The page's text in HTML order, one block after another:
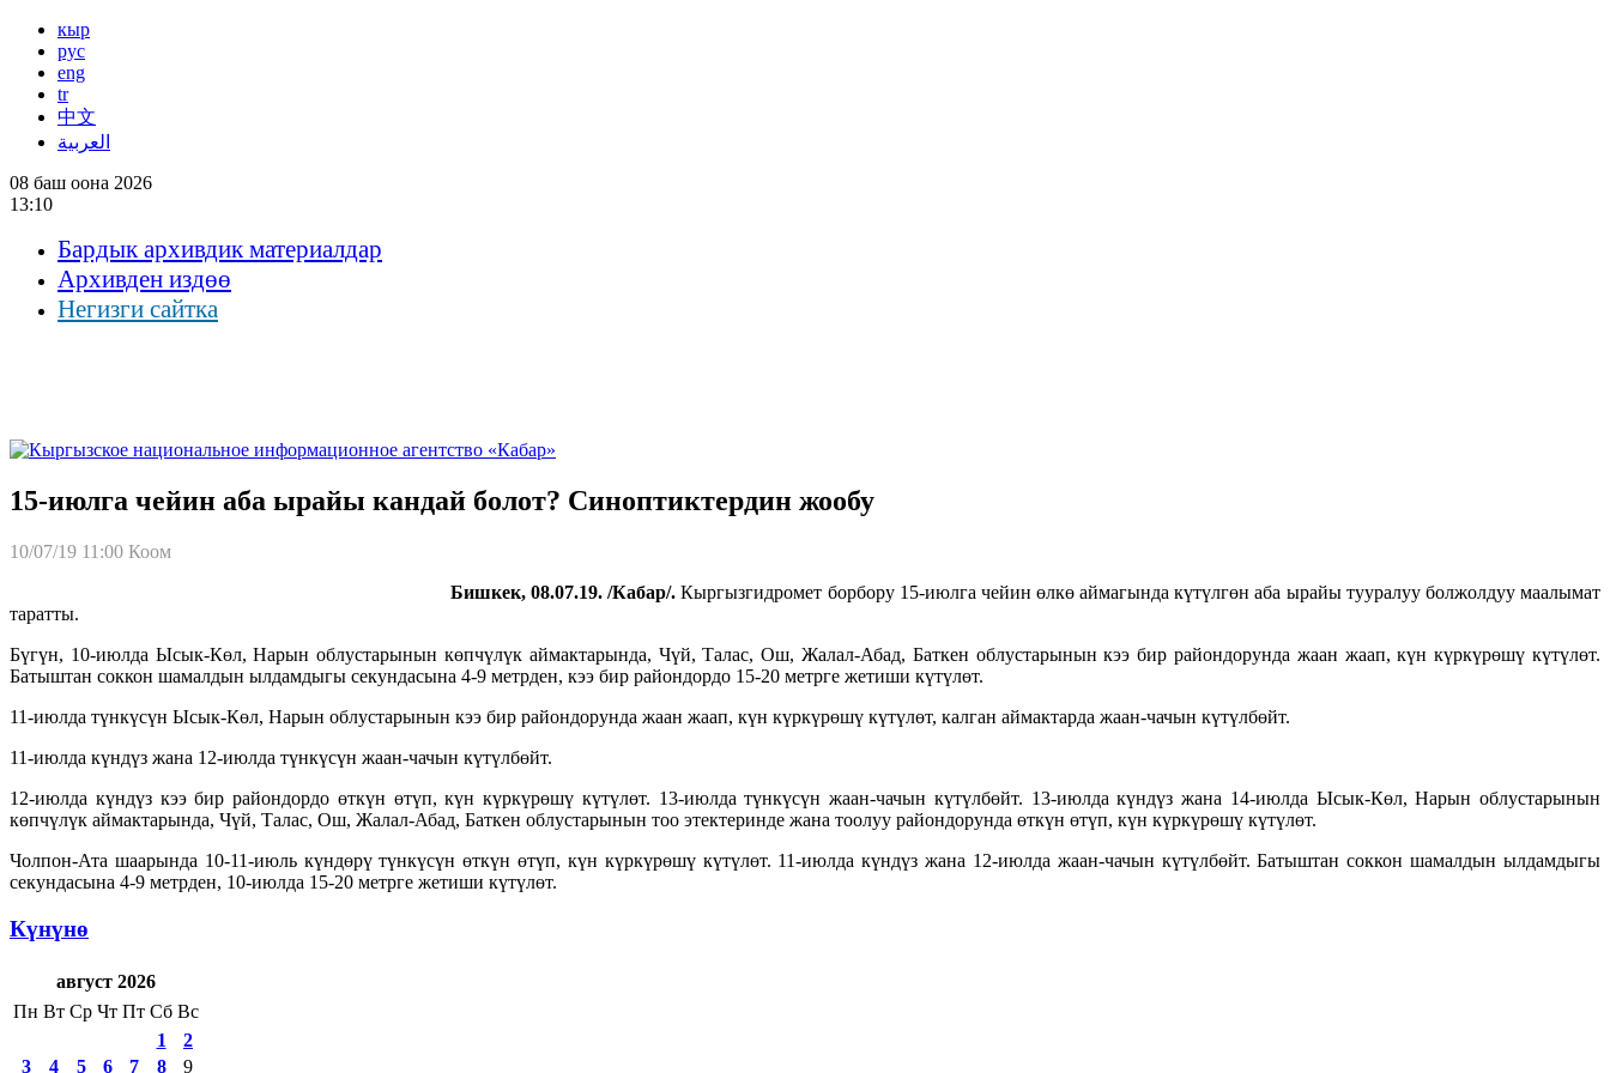
кыр
рус
eng
tr
中文
العربية
08 баш оона 2026
13:10
Бардык архивдик материалдар
Архивден издөө
Негизги сайтка
15-июлга чейин аба ырайы кандай болот? Синоптиктердин жообу
10/07/19 11:00 Коом
Бишкек, 08.07.19. /Кабар/.Кыргызгидромет борбору 15-июлга чейин өлкө аймагында күтүлгөн аба ырайы тууралуу болжолдуу маалымат
таратты.
Бүгүн, 10-июлда Ысык-Көл, Нарын облустарынын көпчүлүк аймактарында, Чүй, Талас, Ош, Жалал-Абад, Баткен облустарынын кээ бир райондорунда жаан жаап, күн күркүрөшү күтүлөт.
Батыштан соккон шамалдын ылдамдыгы секундасына 4-9 метрден, кээ бир райондордо 15-20 метрге жетиши күтүлөт.
11-июлда түнкүсүн Ысык-Көл, Нарын облустарынын кээ бир райондорунда жаан жаап, күн күркүрөшү күтүлөт, калган аймактарда жаан-чачын күтүлбөйт.
11-июлда күндүз жана 12-июлда түнкүсүн жаан-чачын күтүлбөйт.
12-июлда күндүз кээ бир райондордо өткүн өтүп, күн күркүрөшү күтүлөт. 13-июлда түнкүсүн жаан-чачын күтүлбөйт. 13-июлда күндүз жана 14-июлда Ысык-Көл, Нарын облустарынын
көпчүлүк аймактарында, Чүй, Талас, Ош, Жалал-Абад, Баткен облустарынын тоо этектеринде жана тоолуу райондорунда өткүн өтүп, күн күркүрөшү күтүлөт.
Чолпон-Ата шаарында 10-11-июль күндөрү түнкүсүн өткүн өтүп, күн күркүрөшү күтүлөт. 11-июлда күндүз жана 12-июлда жаан-чачын күтүлбөйт. Батыштан соккон шамалдын ылдамдыгы
секундасына 4-9 метрден, 10-июлда 15-20 метрге жетиши күтүлөт.
Күнүнө
август 2026
Пн Вт Ср Чт Пт Сб Вс
1
2
3
4 5 6 7 8 9